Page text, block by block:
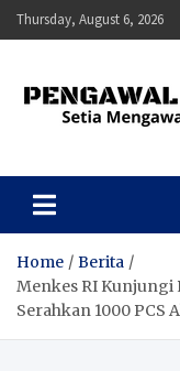
Skip
to
Thursday, August 6, 2026
Home
Berita
Menkes RI Kunjungi
Serahkan 1000 PCS